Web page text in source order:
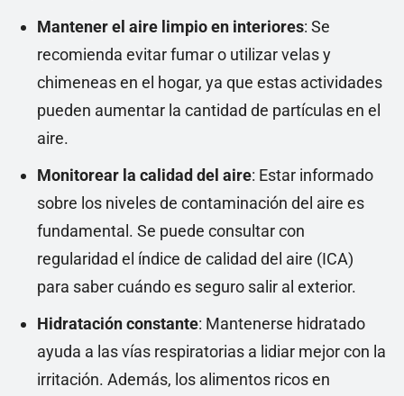
Mantener el aire limpio en interiores: Se
recomienda evitar fumar o utilizar velas y
chimeneas en el hogar, ya que estas actividades
pueden aumentar la cantidad de partículas en el
aire.
Monitorear la calidad del aire: Estar informado
sobre los niveles de contaminación del aire es
fundamental. Se puede consultar con
regularidad el índice de calidad del aire (ICA)
para saber cuándo es seguro salir al exterior.
Hidratación constante: Mantenerse hidratado
ayuda a las vías respiratorias a lidiar mejor con la
irritación. Además, los alimentos ricos en